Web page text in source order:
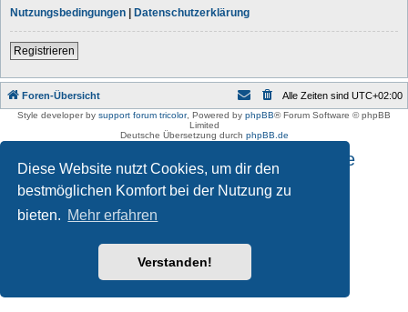
Diese Website nutzt Cookies, um dir den
bestmöglichen Komfort bei der Nutzung zu
bieten. Mehr erfahren
Verstanden!
Nutzungsbedingungen | Datenschutzerklärung
Registrieren
Foren-Übersicht Alle Zeiten sind UTC+02:00
Style developer by support forum tricolor, Powered by phpBB® Forum Software © phpBB
Limited
Deutsche Übersetzung durch phpBB.de
Impressum und Datenschutzhinweise